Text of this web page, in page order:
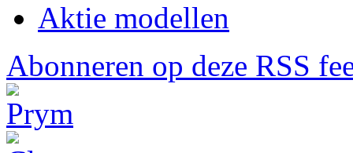
Aktie modellen
Abonneren op deze RSS